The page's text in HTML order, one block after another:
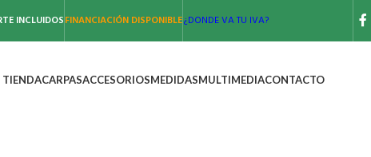
INCLUIDOSFINANCIACIÓN DISPONIBLE¿DONDE VA TU IVA?
TIENDACARPASACCESORIOSMEDIDASMULTIMEDIACONTACTO